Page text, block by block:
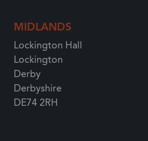
MIDLANDS
Lockington Hall
Lockington
Derby
Derbyshire
DE74 2RH